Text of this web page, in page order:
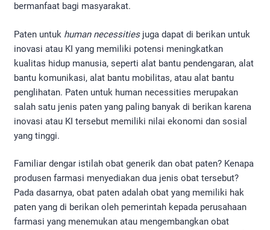
bermanfaat bagi masyarakat.
Paten untuk human necessitiesjuga dapat di berikan untuk
inovasi atau KI yang memiliki potensi meningkatkan
kualitas hidup manusia, seperti alat bantu pendengaran, alat
bantu komunikasi, alat bantu mobilitas, atau alat bantu
penglihatan. Paten untuk human necessities merupakan
salah satu jenis paten yang paling banyak di berikan karena
inovasi atau KI tersebut memiliki nilai ekonomi dan sosial
yang tinggi.
Familiar dengar istilah obat generik dan obat paten? Kenapa
produsen farmasi menyediakan dua jenis obat tersebut?
Pada dasarnya, obat paten adalah obat yang memiliki hak
paten yang di berikan oleh pemerintah kepada perusahaan
farmasi yang menemukan atau mengembangkan obat